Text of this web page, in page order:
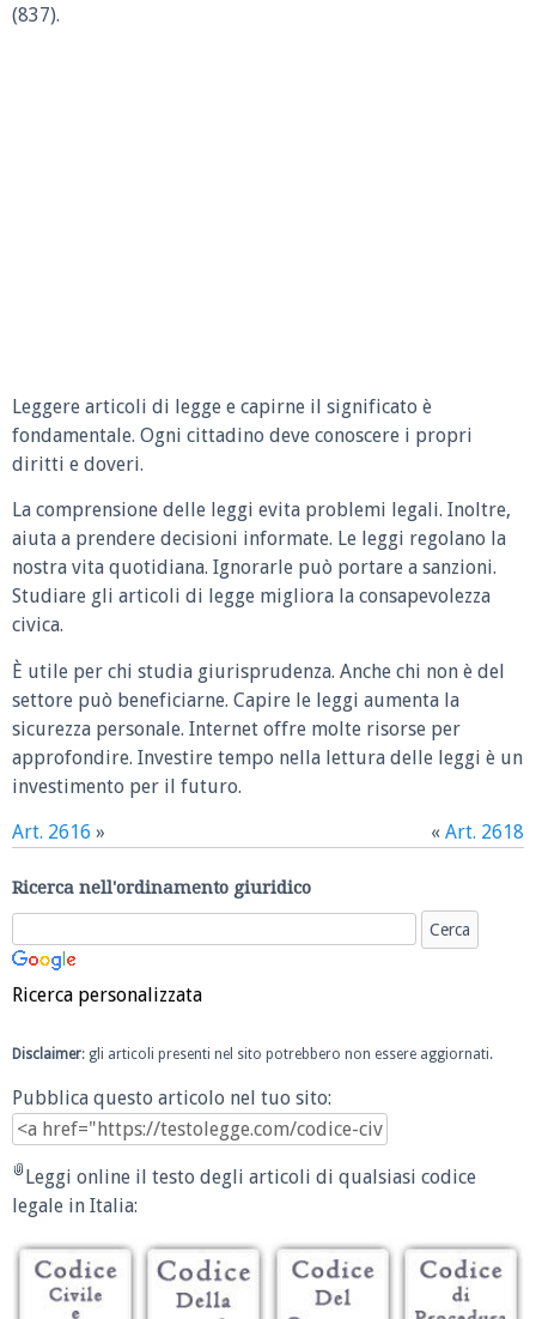
(837).
Leggere articoli di legge e capirne il significato è
fondamentale. Ogni cittadino deve conoscere i propri
diritti e doveri.
La comprensione delle leggi evita problemi legali. Inoltre,
aiuta a prendere decisioni informate. Le leggi regolano la
nostra vita quotidiana. Ignorarle può portare a sanzioni.
Studiare gli articoli di legge migliora la consapevolezza
civica.
È utile per chi studia giurisprudenza. Anche chi non è del
settore può beneficiarne. Capire le leggi aumenta la
sicurezza personale. Internet offre molte risorse per
approfondire. Investire tempo nella lettura delle leggi è un
investimento per il futuro.
Art. 2616 » « Art. 2618
Ricerca nell'ordinamento giuridico
Ricerca personalizzata
Disclaimer: gli articoli presenti nel sito potrebbero non essere aggiornati.
Pubblica questo articolo nel tuo sito:
Leggi online il testo degli articoli di qualsiasi codice
legale in Italia: